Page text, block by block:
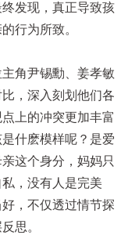
发现，真正导致孩
行为所致。
角尹锡勳、姜孝敏
，深入刻划他们各
上的冲突更加丰富
什麽模样呢？是爱
这个身分，妈妈只
，没有人是完美
，不仅透过情节探
思。